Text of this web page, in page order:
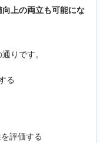
上の両立も可能にな
りです。
る
評価する